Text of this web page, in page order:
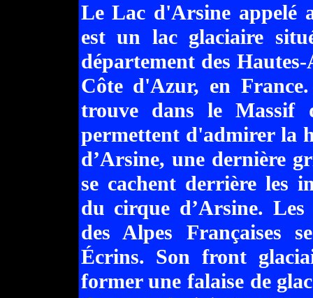
Le Lac d'Arsine appelé
est un lac glaciaire
département des
Côte d'Azur, en
trouve dans le Massif
permettent d'admirer la
d’Arsine, une dernière
se cachent derrière les
du cirque d’Arsine.
des Alpes Françaises
Écrins. Son front
former une falaise de